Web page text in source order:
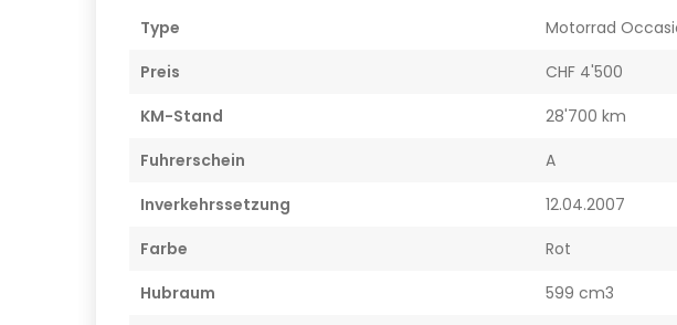
Type
Motorrad
Preis
CHF 4'500
KM-Stand
28'700 km
Fuhrerschein
A
Inverkehrssetzung
12.04.2007
Farbe
Rot
Hubraum
599 cm3